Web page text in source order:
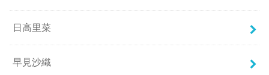
日高里菜
早見沙織